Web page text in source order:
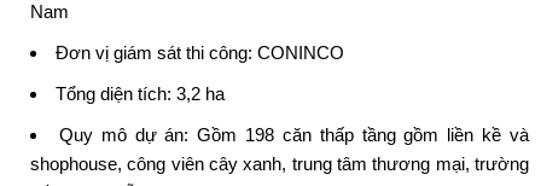
Nam
Đơn vị giám sát thi công: CONINCO
Tổng diện tích: 3,2 ha
Quy mô dự án: Gồm 198 căn thấp tầng gồm liền kề và
shophouse, công viên cây xanh, trung tâm thương mại, trường